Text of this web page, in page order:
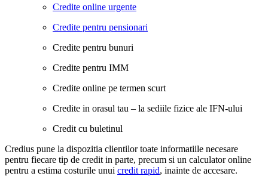
Credite online urgente
Credite pentru pensionari
Credite pentru bunuri
Credite pentru IMM
Credite online pe termen scurt
Credite in orasul tau – la sediile fizice ale IFN-ului
Credit cu buletinul
Credius pune la dispozitia clientilor toate informatiile necesare
pentru fiecare tip de credit in parte, precum si un calculator online
pentru a estima costurile unui credit rapid, inainte de accesare.